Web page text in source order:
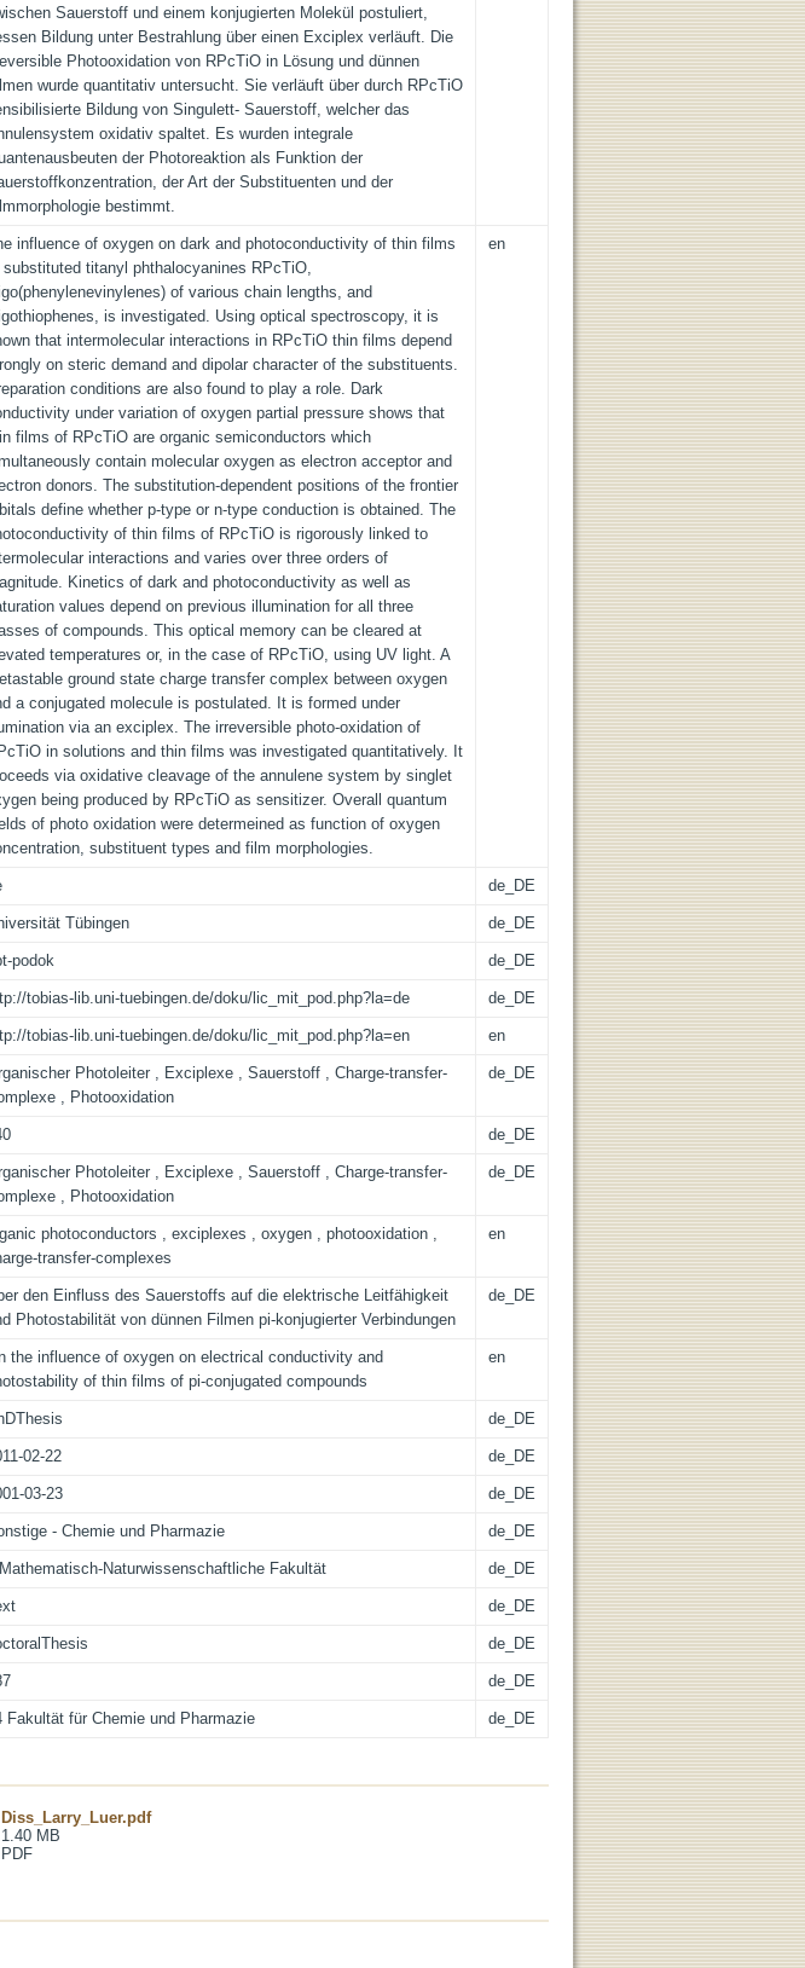
Sauerstoff und einem konjugierten Molekül postuliert,
Bildung unter Bestrahlung über einen Exciplex verläuft. Die
Photooxidation von RPcTiO in Lösung und dünnen
wurde quantitativ untersucht. Sie verläuft über durch RPcTiO
Bildung von Singulett- Sauerstoff, welcher das
oxidativ spaltet. Es wurden integrale
der Photoreaktion als Funktion der
der Art der Substituenten und der
bestimmt.
influence of oxygen on dark and photoconductivity of thin films
substituted titanyl phthalocyanines RPcTiO,
of various chain lengths, and
is investigated. Using optical spectroscopy, it is
that intermolecular interactions in RPcTiO thin films depend
on steric demand and dipolar character of the substituents.
conditions are also found to play a role. Dark
under variation of oxygen partial pressure shows that
films of RPcTiO are organic semiconductors which
contain molecular oxygen as electron acceptor and
donors. The substitution-dependent positions of the frontier
define whether p-type or n-type conduction is obtained. The
of thin films of RPcTiO is rigorously linked to
interactions and varies over three orders of
Kinetics of dark and photoconductivity as well as
values depend on previous illumination for all three
of compounds. This optical memory can be cleared at
temperatures or, in the case of RPcTiO, using UV light. A
ground state charge transfer complex between oxygen
a conjugated molecule is postulated. It is formed under
via an exciplex. The irreversible photo-oxidation of
in solutions and thin films was investigated quantitatively. It
via oxidative cleavage of the annulene system by singlet
being produced by RPcTiO as sensitizer. Overall quantum
of photo oxidation were determeined as function of oxygen
substituent types and film morphologies.
en
de_DE
Tübingen de_DE
podok de_DE
tobias-lib.uni-tuebingen.de/doku/lic_mit_pod.php?la=de de_DE
tobias-lib.uni-tuebingen.de/doku/lic_mit_pod.php?la=en en
Photoleiter , Exciplexe , Sauerstoff , Charge-transfer-
, Photooxidation
de_DE
de_DE
Photoleiter , Exciplexe , Sauerstoff , Charge-transfer-
, Photooxidation
de_DE
photoconductors , exciplexes , oxygen , photooxidation ,
transfer-complexes
en
den Einfluss des Sauerstoffs auf die elektrische Leitfähigkeit
Photostabilität von dünnen Filmen pi-konjugierter Verbindungen
de_DE
the influence of oxygen on electrical conductivity and
of thin films of pi-conjugated compounds
en
de_DE
02-22 de_DE
03-23 de_DE
- Chemie und Pharmazie de_DE
Naturwissenschaftliche Fakultät de_DE
de_DE
de_DE
de_DE
Fakultät für Chemie und Pharmazie de_DE
Diss_Larry_Luer.pdf
1.40 MB
PDF